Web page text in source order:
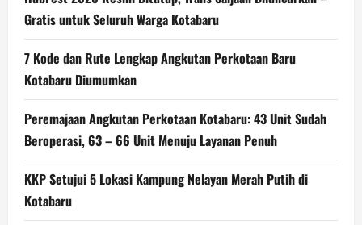
Gratis untuk Seluruh Warga Kotabaru
7 Kode dan Rute Lengkap Angkutan Perkotaan Baru
Kotabaru Diumumkan
Peremajaan Angkutan Perkotaan Kotabaru: 43 Unit Sudah
Beroperasi, 63 – 66 Unit Menuju Layanan Penuh
KKP Setujui 5 Lokasi Kampung Nelayan Merah Putih di
Kotabaru